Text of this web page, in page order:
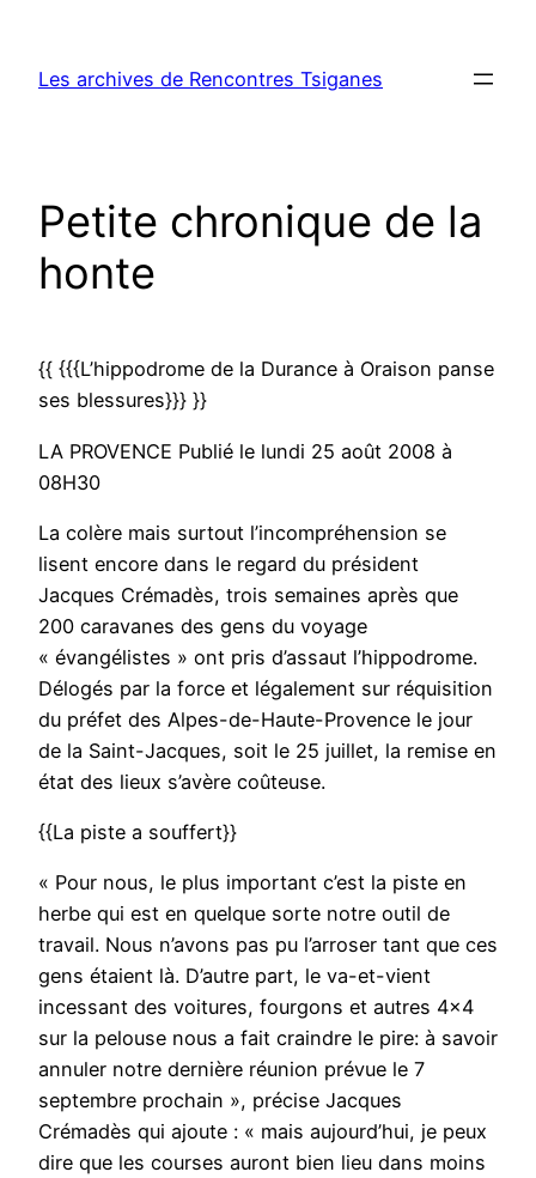
contenu
Les archives de Rencontres Tsiganes
Petite chronique de la
honte
{{ {{{L’hippodrome de la Durance à Oraison panse
ses blessures}}} }}
LA PROVENCE Publié le lundi 25 août 2008 à
08H30
La colère mais surtout l’incompréhension se
lisent encore dans le regard du président
Jacques Crémadès, trois semaines après que
200 caravanes des gens du voyage
« évangélistes » ont pris d’assaut l’hippodrome.
Délogés par la force et légalement sur réquisition
du préfet des Alpes-de-Haute-Provence le jour
de la Saint-Jacques, soit le 25 juillet, la remise en
état des lieux s’avère coûteuse.
{{La piste a souffert}}
« Pour nous, le plus important c’est la piste en
herbe qui est en quelque sorte notre outil de
travail. Nous n’avons pas pu l’arroser tant que ces
gens étaient là. D’autre part, le va-et-vient
incessant des voitures, fourgons et autres 4×4
sur la pelouse nous a fait craindre le pire: à savoir
annuler notre dernière réunion prévue le 7
septembre prochain », précise Jacques
Crémadès qui ajoute : « mais aujourd’hui, je peux
dire que les courses auront bien lieu dans moins